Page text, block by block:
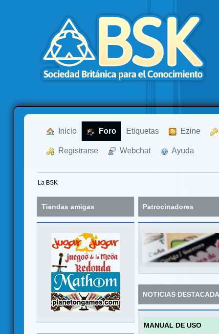
Inicio Foro Etiquetas Ezine
Registrarse Webchat Ayuda
La BSK
Tiendas amigas Patrocinadores
NOTICIAS
MANUAL DE USO